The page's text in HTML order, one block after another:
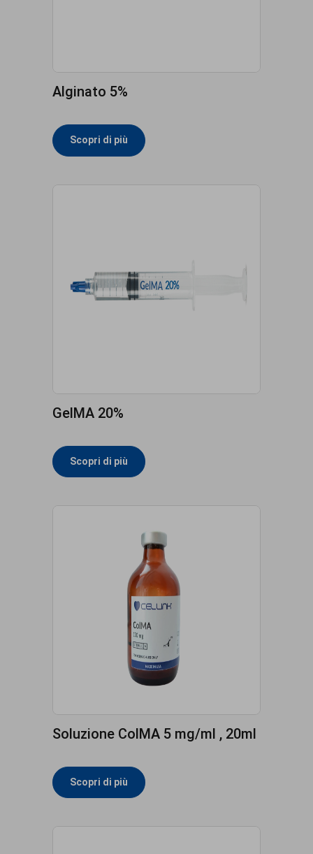
Alginato 5%
Scopri di più
GelMA 20%
Scopri di più
Soluzione ColMA 5 mg/ml , 20ml
Scopri di più